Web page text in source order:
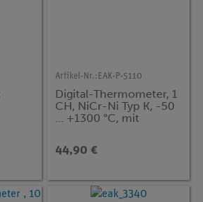
Artikel-Nr.: EAK-P-5110
Digital-Thermometer, 1
CH, NiCr-Ni Typ K, -50
... +1300 °C, mit
44,90 €